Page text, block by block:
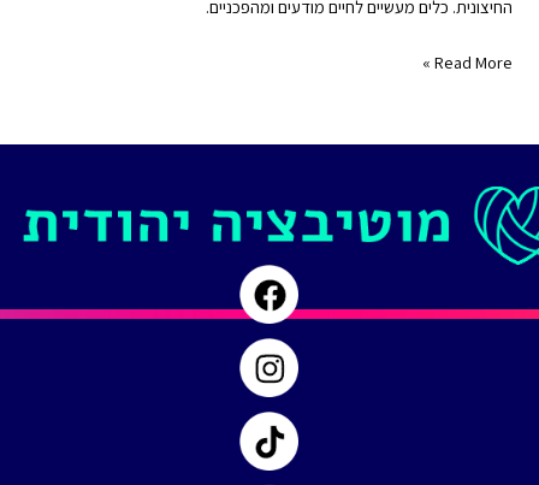
החיצונית. כלים מעשיים לחיים מודעים ומהפכניים.
האמת
עין
|
פרק
#
Read More »